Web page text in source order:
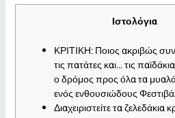
Ιστολόγια
ΚΡΙΤΙΚΗ: Ποιος ακριβώς
τις πατάτες και… τις
ο δρόμος προς όλα τα
ενός ενθουσιώδους
Διαχειριστείτε τα ζελεδάκια